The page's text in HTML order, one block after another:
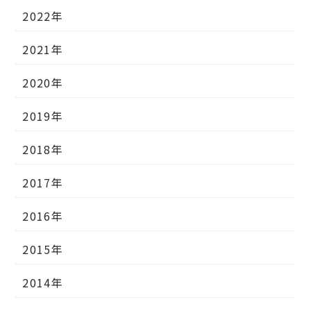
2022年
2021年
2020年
2019年
2018年
2017年
2016年
2015年
2014年